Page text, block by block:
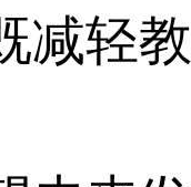
减轻